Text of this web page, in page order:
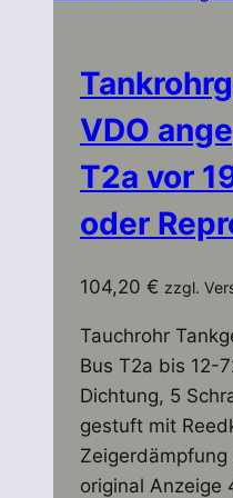
VDO
T2a vor
oder
104,20 € zzgl.
Tauchrohr
Bus T2a bis 12-
Dichtung, 5
gestuft mit
original Anzeige